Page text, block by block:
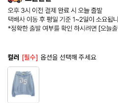
컬러 [필수] 옵션을 선택해 주세요